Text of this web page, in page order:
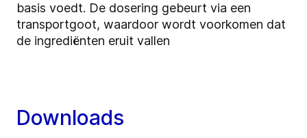
basis voedt. De dosering gebeurt via een
transportgoot, waardoor wordt voorkomen dat
de ingrediënten eruit vallen
Downloads